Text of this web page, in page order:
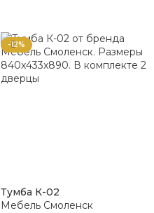
-12%
Тумба К-02
Мебель Смоленск